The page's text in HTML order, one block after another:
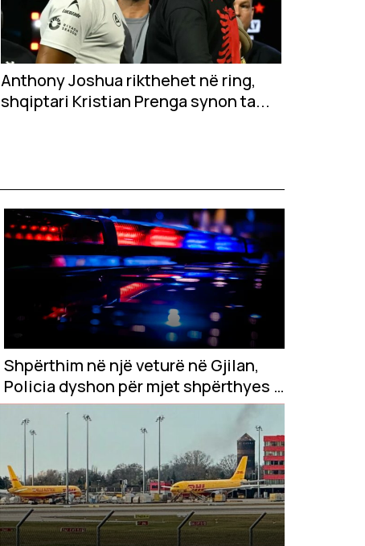
Anthony Joshua rikthehet në ring,
shqiptari Kristian Prenga synon ta...
Shpërthim në një veturë në Gjilan,
Policia dyshon për mjet shpërthyes –
një i plagosur rëndë